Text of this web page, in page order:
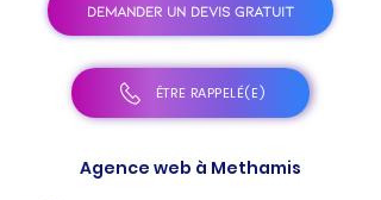
DEMANDER UN DEVIS GRATUIT
ÊTRE RAPPELÉ(E)
Agence web à Methamis